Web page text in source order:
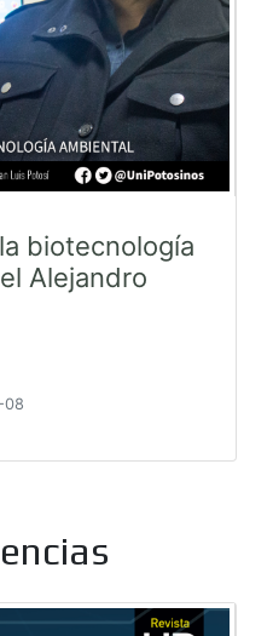
biotecnología
Alejandro
08